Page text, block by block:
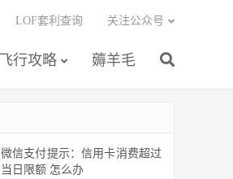
飞行攻略 薅羊毛
LOF套利查询 关注公众号
微信支付提示：信用卡消费超过
当日限额 怎么办